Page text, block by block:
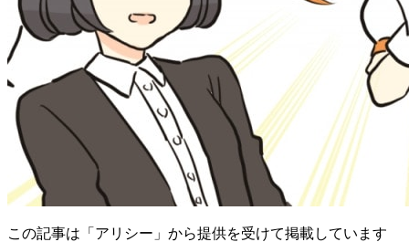
この記事は「アリシー」から提供を受けて掲載しています